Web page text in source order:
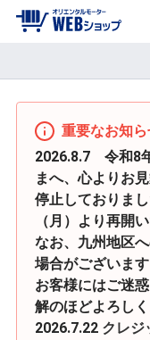
企業情報
カート
重要なお知
2026.8.7 令和8
まへ、心よりお
停止しておりま
（月）より再開
なお、九州地区
場合がございます
お客様にはご迷
解のほどよろし
2026.7.22 クレジ